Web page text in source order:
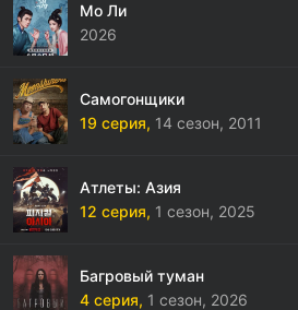
Мо Ли
2026
Самогонщики
19 серия, 14 сезон, 2011
Атлеты: Азия
12 серия, 1 сезон, 2025
Багровый туман
4 серия, 1 сезон, 2026